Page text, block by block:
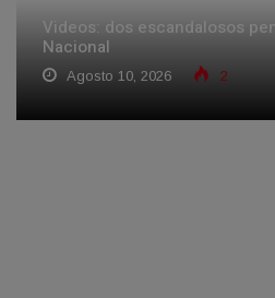
Videos: dos escandalosos
Nacional
Agosto 10, 2026 2